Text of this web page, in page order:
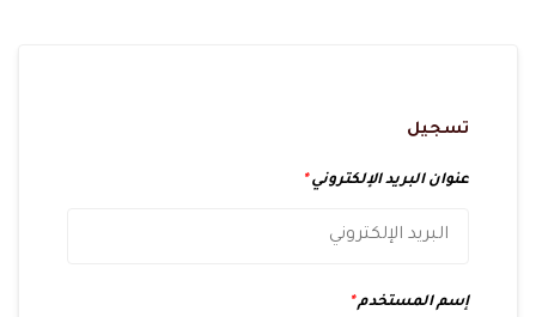
تسجيل
عنوان البريد الإلكتروني*
إسم المستخدم*